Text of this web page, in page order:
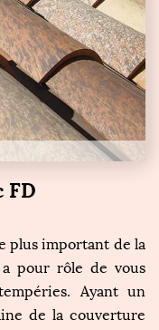
FD
plus important de la
pour rôle de vous
Ayant un
de la couverture